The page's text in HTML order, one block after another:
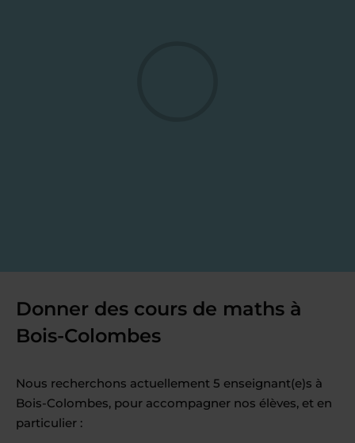
Donner des cours de maths à
Bois-Colombes
Nous recherchons actuellement 5 enseignant(e)s à
Bois-Colombes, pour accompagner nos élèves, et en
particulier :